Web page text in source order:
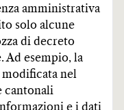
amministrativa
solo alcune
di decreto
Ad esempio, la
modificata nel
cantonali
e i dati